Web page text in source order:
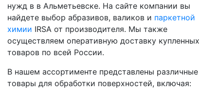
нужд в в Альметьевске. На сайте компании вы
найдете выбор абразивов, валиков и паркетной
химии IRSA от производителя. Мы также
осуществляем оперативную доставку купленных
товаров по всей России.
В нашем ассортименте представлены различные
товары для обработки поверхностей, включая: